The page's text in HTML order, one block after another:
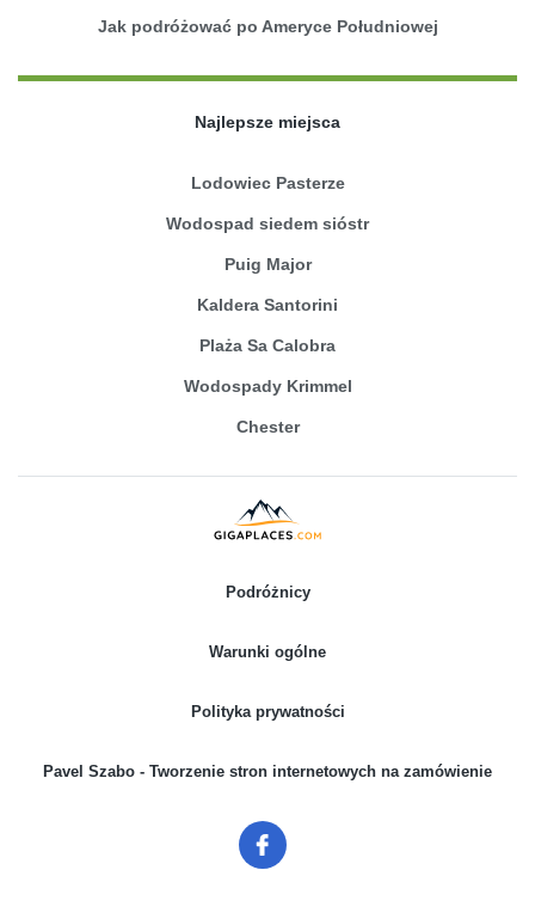
Jak podróżować po Ameryce Południowej
Najlepsze miejsca
Lodowiec Pasterze
Wodospad siedem sióstr
Puig Major
Kaldera Santorini
Plaża Sa Calobra
Wodospady Krimmel
Chester
Podróżnicy
Warunki ogólne
Polityka prywatności
Pavel Szabo - Tworzenie stron internetowych na zamówienie